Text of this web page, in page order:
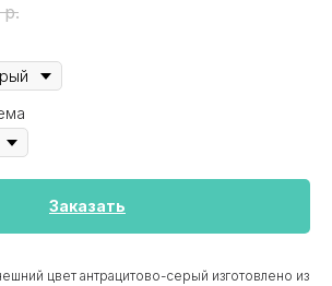
р.
Заказать
цвет антрацитово-серый изготовлено из